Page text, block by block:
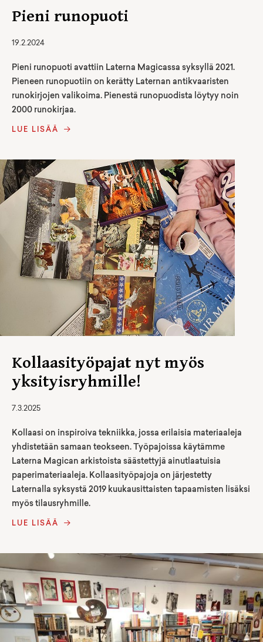
Pieni runopuoti
19.2.2024
Pieni runopuoti avattiin Laterna Magicassa syksyllä 2021.
Pieneen runopuotiin on kerätty Laternan antikvaaristen
runokirjojen valikoima. Pienestä runopuodista löytyy noin
2000 runokirjaa.
LUE LISÄÄ
Kollaasityöpajat nyt myös
yksityisryhmille!
7.3.2025
Kollaasi on inspiroiva tekniikka, jossa erilaisia materiaaleja
yhdistetään samaan teokseen. Työpajoissa käytämme
Laterna Magican arkistoista säästettyjä ainutlaatuisia
paperimateriaaleja. Kollaasityöpajoja on järjestetty
Laternalla syksystä 2019 kuukausittaisten tapaamisten lisäksi
myös tilausryhmille.
LUE LISÄÄ